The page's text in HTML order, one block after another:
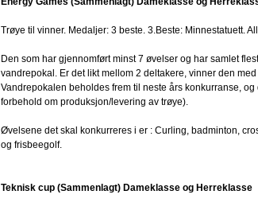
Trøye til vinner. Medaljer: 3 beste. 3.Beste: Minnestatuett.
Den som har gjennomført minst 7 øvelser og har samlet
vandrepokal. Er det likt mellom 2 deltakere, vinner den
Vandrepokalen beholdes frem til neste års konkurranse,
forbehold om produksjon/levering av trøye).
Øvelsene det skal konkurreres i er : Curling, badminton,
og frisbeegolf.
Teknisk cup (Sammenlagt) Dameklasse og Herreklasse